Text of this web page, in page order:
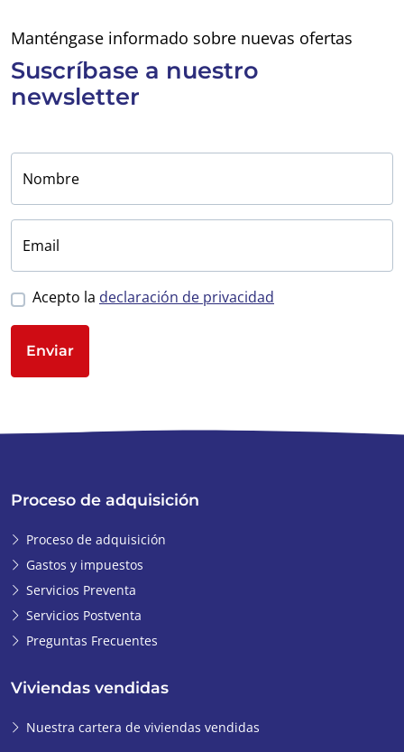
Manténgase informado sobre nuevas ofertas
Suscríbase a nuestro
newsletter
Nombre
Email
Acepto la declaración de privacidad
Enviar
Proceso de adquisición
Proceso de adquisición
Gastos y impuestos
Servicios Preventa
Servicios Postventa
Preguntas Frecuentes
Viviendas vendidas
Nuestra cartera de viviendas vendidas